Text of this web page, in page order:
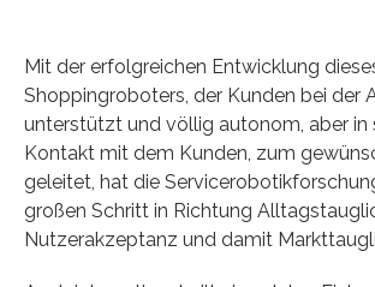
Mit der erfolgreichen Entwicklung
Shoppingroboters, der Kunden bei der
unterstützt und völlig autonom, aber in
Kontakt mit dem Kunden, zum
geleitet, hat die
großen Schritt in Richtung
Nutzerakzeptanz und damit